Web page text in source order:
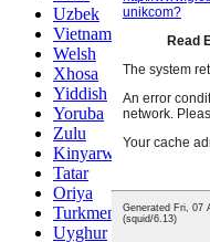
Uzbek
Vietnamese
Welsh
Xhosa
Yiddish
Yoruba
Zulu
Kinyarwanda
Tatar
Oriya
Turkmen
Uyghur